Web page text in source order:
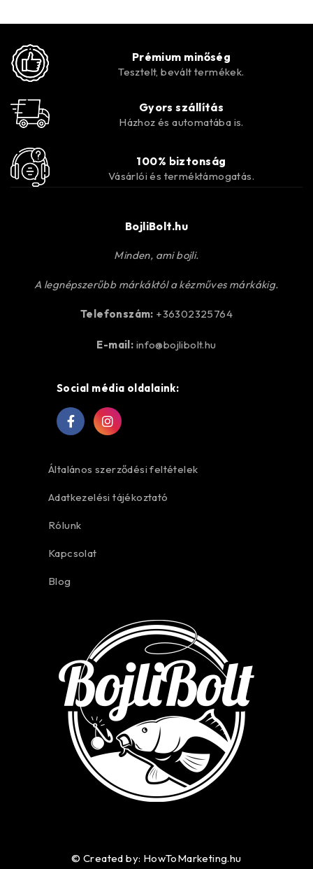
Prémium minőség
Tesztelt, bevált termékek.
Gyors szállítás
Házhoz és automatába is.
100% biztonság
Vásárlói és terméktámogatás.
BojliBolt.hu
Minden, ami bojli.
A legnépszerűbb márkáktól a kézműves márkákig.
Telefonszám: +36302325764
E-mail: info@bojlibolt.hu
Social média oldalaink:
Általános szerződési feltételek
Adatkezelési tájékoztató
Rólunk
Kapcsolat
Blog
© Created by: HowToMarketing.hu